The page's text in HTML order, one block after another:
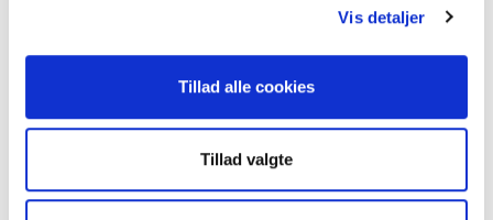
Vis detaljer
Tillad alle cookies
Tillad valgte